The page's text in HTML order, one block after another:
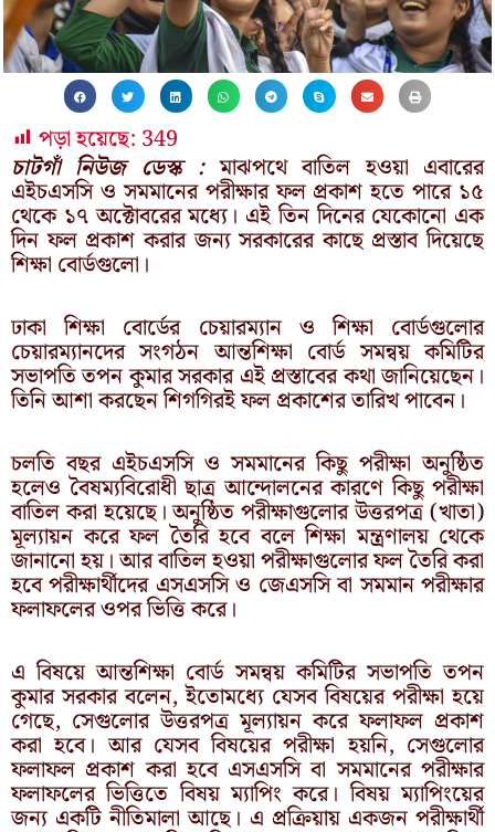
পড়া হয়েছে: 349
চাটগাঁ নিউজ ডেস্ক :মাঝপথে বাতিল হওয়া এবারের
এইচএসসি ও সমমানের পরীক্ষার ফল প্রকাশ হতে পারে ১৫
থেকে ১৭ অক্টোবরের মধ্যে। এই তিন দিনের যেকোনো এক
দিন ফল প্রকাশ করার জন্য সরকারের কাছে প্রস্তাব দিয়েছে
শিক্ষা বোর্ডগুলো।
ঢাকা শিক্ষা বোর্ডের চেয়ারম্যান ও শিক্ষা বোর্ডগুলোর
চেয়ারম্যানদের সংগঠন আন্তশিক্ষা বোর্ড সমন্বয় কমিটির
সভাপতি তপন কুমার সরকার এই প্রস্তাবের কথা জানিয়েছেন।
তিনি আশা করছেন শিগগিরই ফল প্রকাশের তারিখ পাবেন।
চলতি বছর এইচএসসি ও সমমানের কিছু পরীক্ষা অনুষ্ঠিত
হলেও বৈষম্যবিরোধী ছাত্র আন্দোলনের কারণে কিছু পরীক্ষা
বাতিল করা হয়েছে। অনুষ্ঠিত পরীক্ষাগুলোর উত্তরপত্র (খাতা)
মূল্যায়ন করে ফল তৈরি হবে বলে শিক্ষা মন্ত্রণালয় থেকে
জানানো হয়। আর বাতিল হওয়া পরীক্ষাগুলোর ফল তৈরি করা
হবে পরীক্ষার্থীদের এসএসসি ও জেএসসি বা সমমান পরীক্ষার
ফলাফলের ওপর ভিত্তি করে।
এ বিষয়ে আন্তশিক্ষা বোর্ড সমন্বয় কমিটির সভাপতি তপন
কুমার সরকার বলেন, ইতোমধ্যে যেসব বিষয়ের পরীক্ষা হয়ে
গেছে, সেগুলোর উত্তরপত্র মূল্যায়ন করে ফলাফল প্রকাশ
করা হবে। আর যেসব বিষয়ের পরীক্ষা হয়নি, সেগুলোর
ফলাফল প্রকাশ করা হবে এসএসসি বা সমমানের পরীক্ষার
ফলাফলের ভিত্তিতে বিষয় ম্যাপিং করে। বিষয় ম্যাপিংয়ের
জন্য একটি নীতিমালা আছে। এ প্রক্রিয়ায় একজন পরীক্ষার্থী